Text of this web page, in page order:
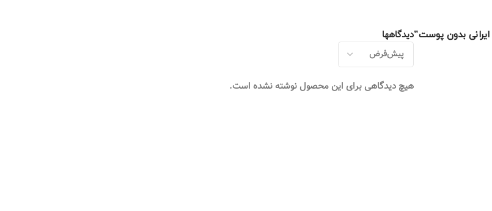
دیدگاهها
هیچ دیدگاهی برای این محصول نوشته نشده است.
بدون پوست”